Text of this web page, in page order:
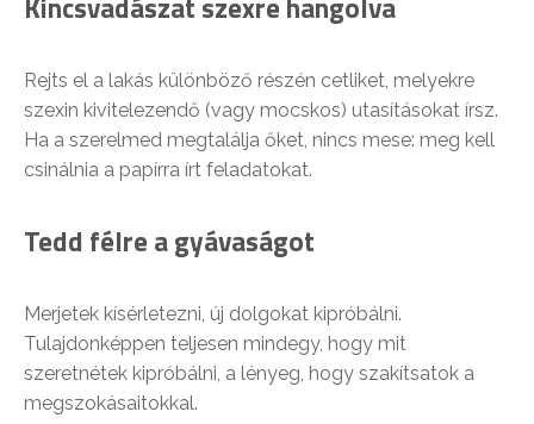
Rejts el a lakás különböző részén cetliket, melyekre
szexin kivitelezendő (vagy mocskos) utasításokat írsz.
Ha a szerelmed megtalálja őket, nincs mese: meg kell
csinálnia a papírra írt feladatokat.
Tedd félre a gyávaságot
Merjetek kísérletezni, új dolgokat kipróbálni.
Tulajdonképpen teljesen mindegy, hogy mit
szeretnétek kipróbálni, a lényeg, hogy szakítsatok a
megszokásaitokkal.